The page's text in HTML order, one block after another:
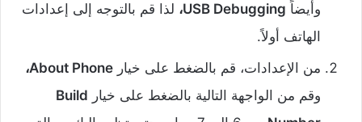
وأيضاً USB Debugging، لذا قم بالتوجه إلى إعدادات
الهاتف أولاً.
من الإعدادات، قم بالضغط على خيار About Phone،
وقم من الواجهة التالية بالضغط على خيار Build